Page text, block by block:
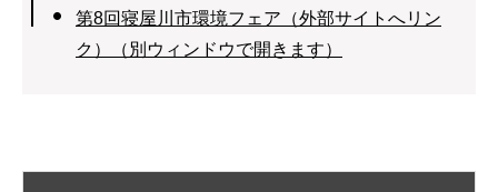
第8回寝屋川市環境フェア（外部サイトへリン
ク）（別ウィンドウで開きます）